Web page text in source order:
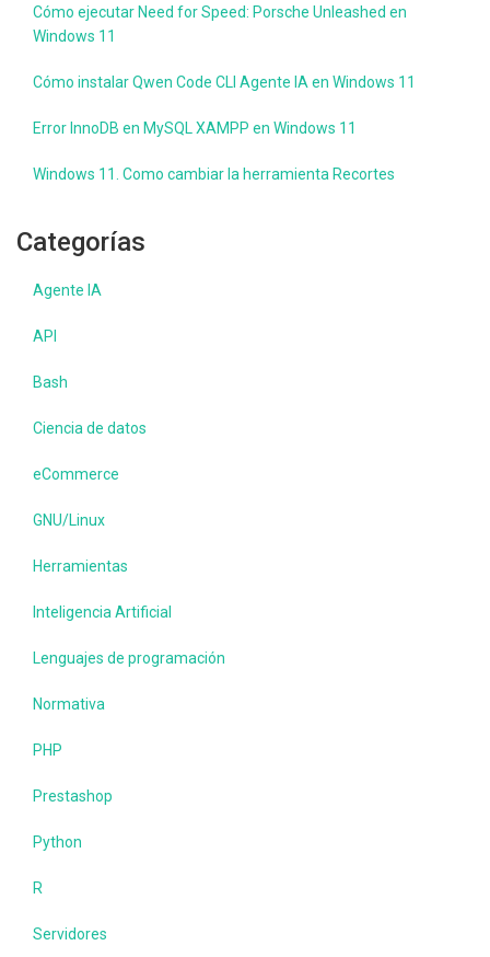
Cómo ejecutar Need for Speed: Porsche Unleashed en
Windows 11
Cómo instalar Qwen Code CLI Agente IA en Windows 11
Error InnoDB en MySQL XAMPP en Windows 11
Windows 11. Como cambiar la herramienta Recortes
Categorías
Agente IA
API
Bash
Ciencia de datos
eCommerce
GNU/Linux
Herramientas
Inteligencia Artificial
Lenguajes de programación
Normativa
PHP
Prestashop
Python
R
Servidores